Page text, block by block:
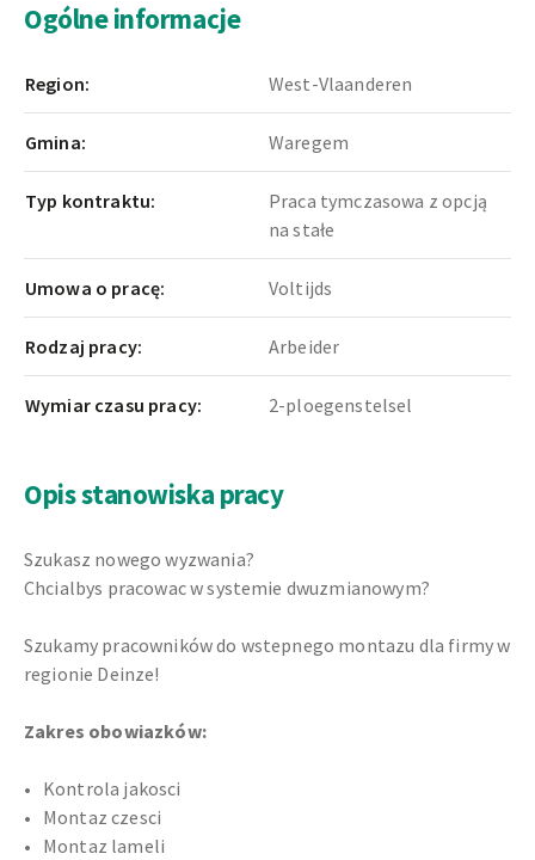
Ogólne informacje
Region: West-Vlaanderen
Gmina: Waregem
Typ kontraktu:
Praca tymczasowa z opcją
na stałe
Umowa o pracę: Voltijds
Rodzaj pracy: Arbeider
Wymiar czasu pracy: 2-ploegenstelsel
Opis stanowiska pracy
Szukasz nowego wyzwania?
Chcialbys pracowac w systemie dwuzmianowym?
Szukamy pracowników do wstepnego montazu dla firmy w
regionie Deinze!
Zakres obowiazków:
Kontrola jakosci
Montaz czesci
Montaz lameli